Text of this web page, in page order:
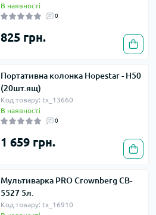
В наявності
0
825 грн.
Портативна колонка Hopestar - H50
(20шт.ящ)
Код товару: tx_13660
В наявності
0
1 659 грн.
Мультиварка PRO Crownberg CB-
5527 5л.
Код товару: tx_16910